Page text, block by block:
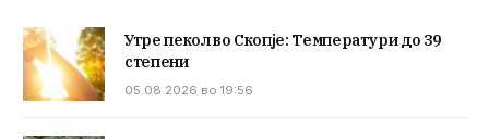
Утре пекол во Скопје: Температури до 39
степени
05.08.2026 во 19:56